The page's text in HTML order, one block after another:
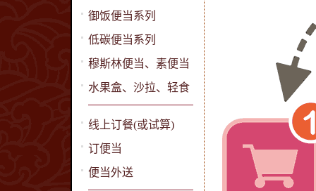
御饭便当系列
低碳便当系列
穆斯林便当、素便当
水果盒、沙拉、轻食
线上订餐(或试算)
订便当
便当外送